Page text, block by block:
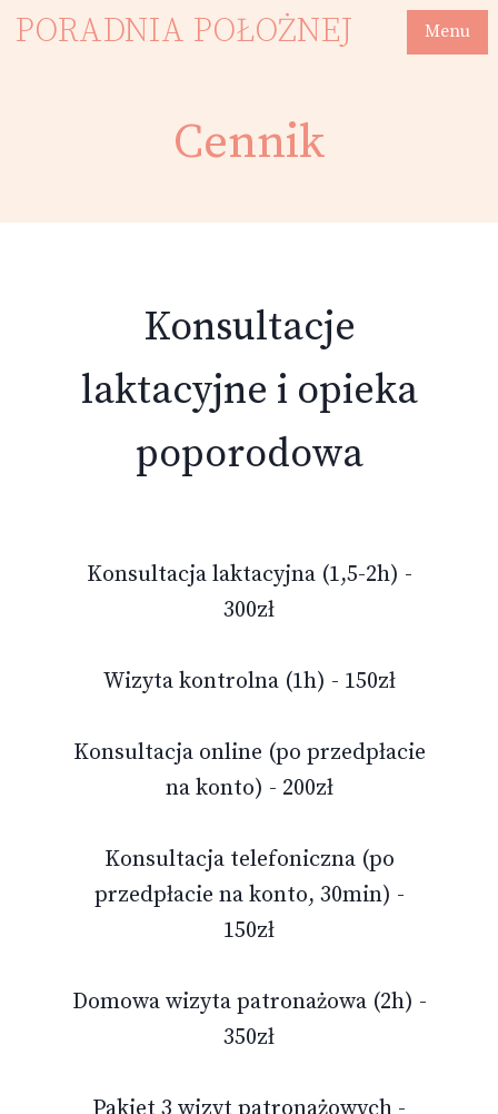
Menu
PORADNIA POŁOŻNEJ
Cennik
Konsultacje
laktacyjne i opieka
poporodowa
Konsultacja laktacyjna (1,5-2h) -
300zł
Wizyta kontrolna (1h) - 150zł
Konsultacja online (po przedpłacie
na konto) - 200zł
Konsultacja telefoniczna (po
przedpłacie na konto, 30min) -
150zł
Domowa wizyta patronażowa (2h) -
350zł